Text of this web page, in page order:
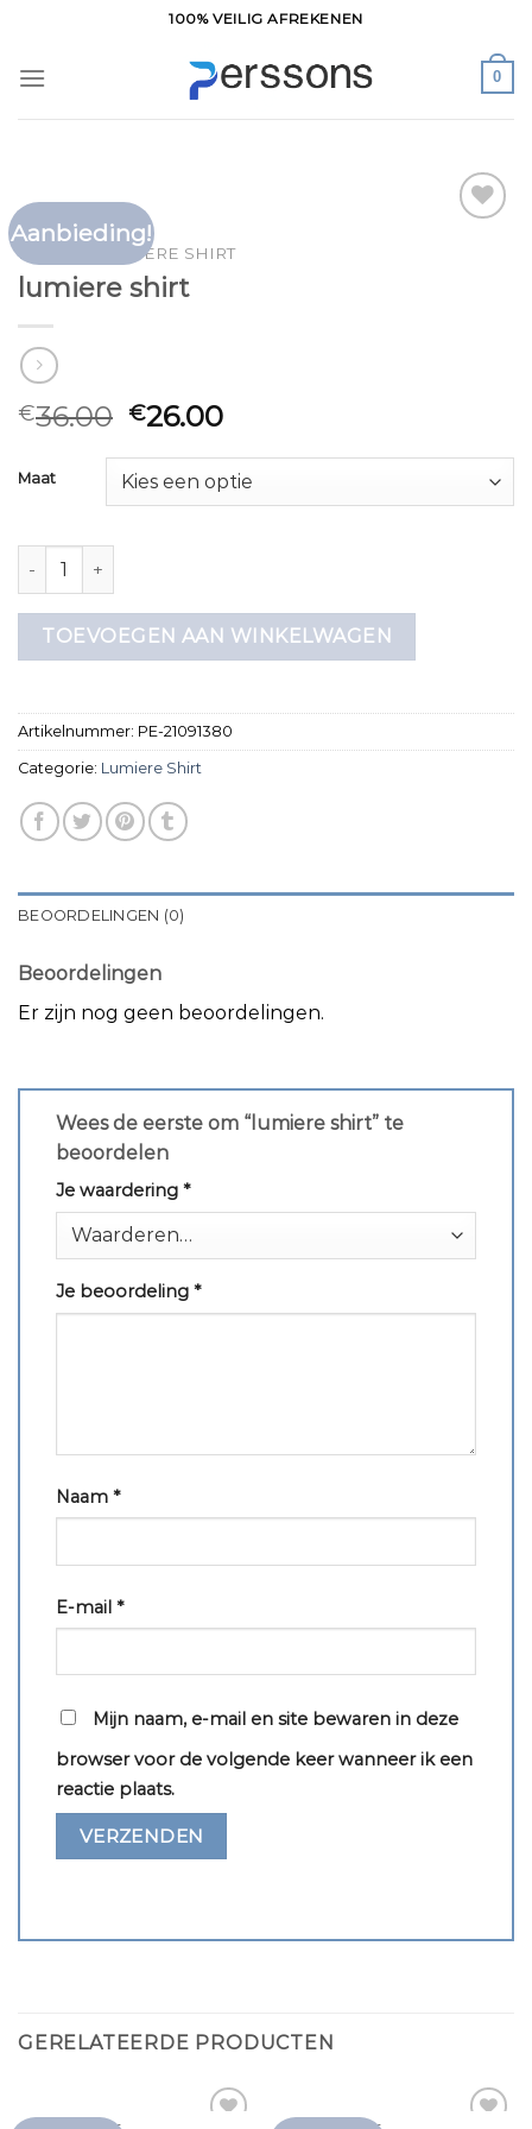
inhoud
100% VEILIG AFREKENEN
0
Aanbieding!
HOME LUMIERE SHIRT
lumiere shirt
€36.00 €26.00
Maat
lumiere shirt aantal
TOEVOEGEN AAN WINKELWAGEN
Artikelnummer: PE-21091380
Categorie: Lumiere Shirt
BEOORDELINGEN (0)
Beoordelingen
Er zijn nog geen beoordelingen.
Wees de eerste om “lumiere shirt” te
beoordelen
Je waardering *
Je beoordeling *
Naam *
E-mail *
Mijn naam, e-mail en site bewaren in deze
browser voor de volgende keer wanneer ik een
reactie plaats.
GERELATEERDE PRODUCTEN